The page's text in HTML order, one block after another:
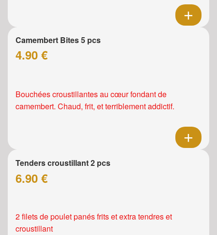
Camembert Bites 5 pcs
4.90 €
Bouchées croustillantes au cœur fondant de
camembert. Chaud, frit, et terriblement addictif.
Tenders croustillant 2 pcs
6.90 €
2 filets de poulet panés frits et extra tendres et
croustillant